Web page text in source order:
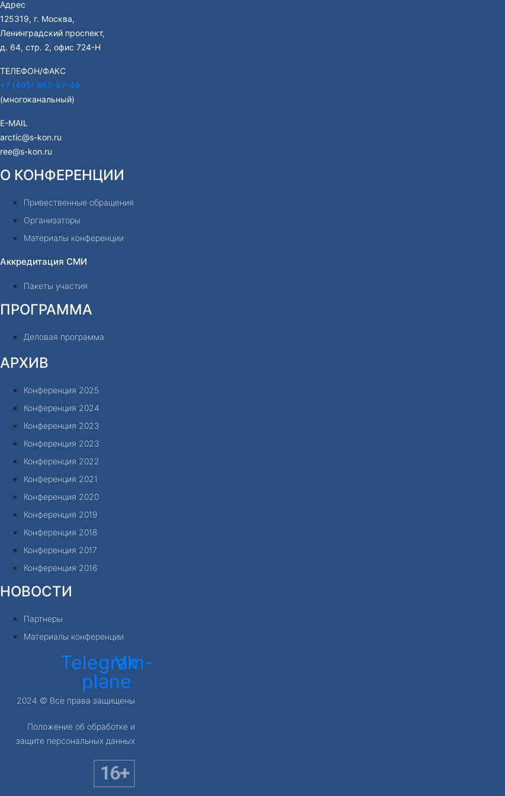
Адрес
125319, г. Москва,
Ленинградский проспект,
д. 64, стр. 2, офис 724-Н
ТЕЛЕФОН/ФАКС
+7 (495) 662-97-49
(многоканальный)
E-MAIL
arctic@s-kon.ru
ree@s-kon.ru
О КОНФЕРЕНЦИИ
Привественные обращения
Организаторы
Материалы конференции
Аккредитация СМИ
Пакеты участия
ПРОГРАММА
Деловая программа
АРХИВ
Конференция 2025
Конференция 2024
Конференция 2023
Конференция 2023
Конференция 2022
Конференция 2021
Конференция 2020
Конференция 2019
Конференция 2018
Конференция 2017
Конференция 2016
НОВОСТИ
Партнеры
Материалы конференции
Telegram-
plane
Vk
2024 © Все права защищены
Положение об обработке и
защите персональных данных